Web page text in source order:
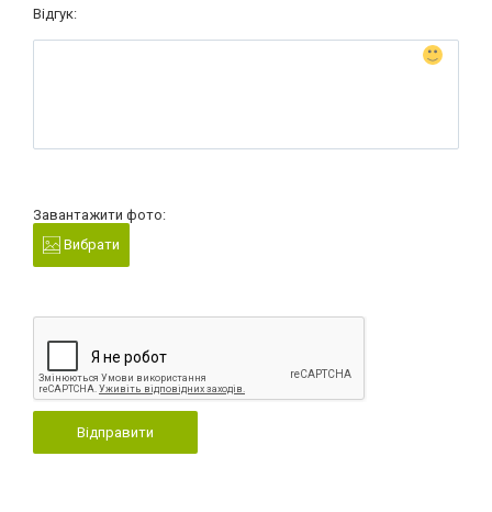
Відгук:
Завантажити фото:
Вибрати
Відправити